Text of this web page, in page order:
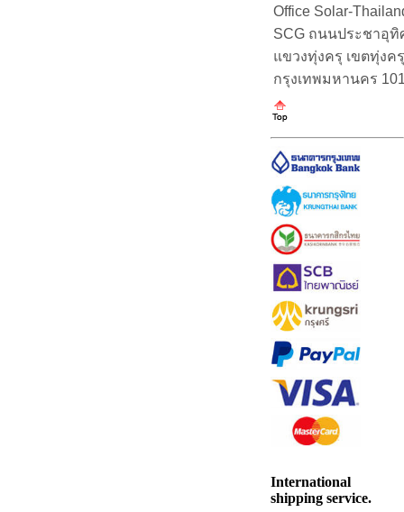
Office Solar-
SCG ถนนประชาอุทิ
แขวงทุ่งครุ เขตทุ่งครุ
กรุงเทพมหานคร
International
shipping service.